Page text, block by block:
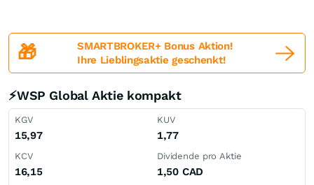
🎁
SMARTBROKER+ Bonus Aktion!
Ihre Lieblingsaktie geschenkt!
⚡WSP Global Aktie kompakt
KGV
15,97
KUV
1,77
KCV
16,15
Dividende pro Aktie
1,50 CAD